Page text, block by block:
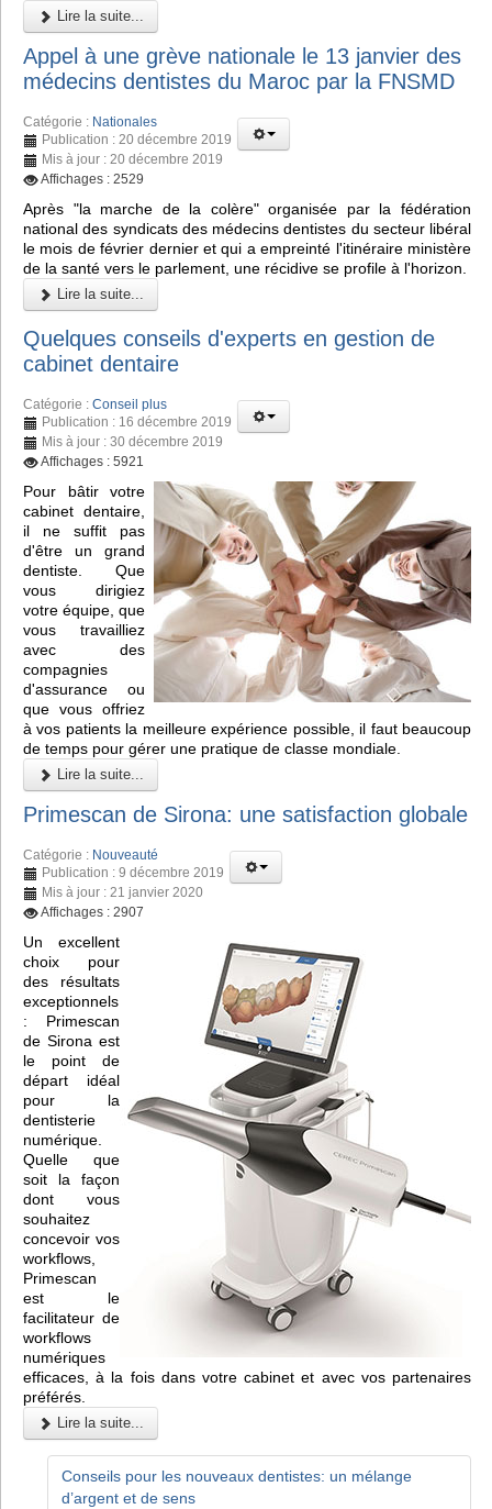
Lire la suite...
Appel à une grève nationale le 13 janvier des
médecins dentistes du Maroc par la FNSMD
Catégorie : Nationales
Publication : 20 décembre 2019
Mis à jour : 20 décembre 2019
Affichages : 2529
Après "la marche de la colère" organisée par la fédération
national des syndicats des médecins dentistes du secteur libéral
le mois de février dernier et qui a empreinté l'itinéraire ministère
de la santé vers le parlement, une récidive se profile à l'horizon.
Lire la suite...
Quelques conseils d'experts en gestion de
cabinet dentaire
Catégorie : Conseil plus
Publication : 16 décembre 2019
Mis à jour : 30 décembre 2019
Affichages : 5921
Pour bâtir votre
cabinet dentaire,
il ne suffit pas
d'être un grand
dentiste. Que
vous dirigiez
votre équipe, que
vous travailliez
avec des
compagnies
d'assurance ou
que vous offriez
à vos patients la meilleure expérience possible, il faut beaucoup
de temps pour gérer une pratique de classe mondiale.
Lire la suite...
Primescan de Sirona: une satisfaction globale
Catégorie : Nouveauté
Publication : 9 décembre 2019
Mis à jour : 21 janvier 2020
Affichages : 2907
Un excellent
choix pour
des résultats
exceptionnels
: Primescan
de Sirona est
le point de
départ idéal
pour la
dentisterie
numérique.
Quelle que
soit la façon
dont vous
souhaitez
concevoir vos
workflows,
Primescan
est le
facilitateur de
workflows
numériques
efficaces, à la fois dans votre cabinet et avec vos partenaires
préférés.
Lire la suite...
Conseils pour les nouveaux dentistes: un mélange
d’argent et de sens